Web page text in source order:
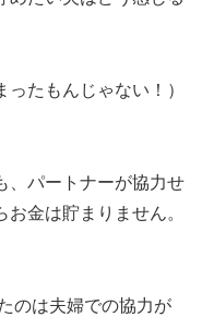
たもんじゃない！）
、パートナーが協力せ
金は貯まりません。
のは夫婦での協力が